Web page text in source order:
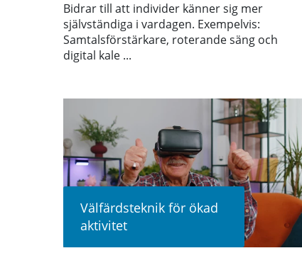
Bidrar till att individer känner sig mer
självständiga i vardagen. Exempelvis:
Samtalsförstärkare, roterande säng och
digital kale ...
Välfärdsteknik för ökad
aktivitet